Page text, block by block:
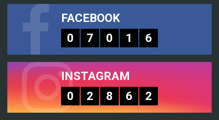
FACEBOOK
0
7 0 1 6
INSTAGRAM
0
2 8 6 2